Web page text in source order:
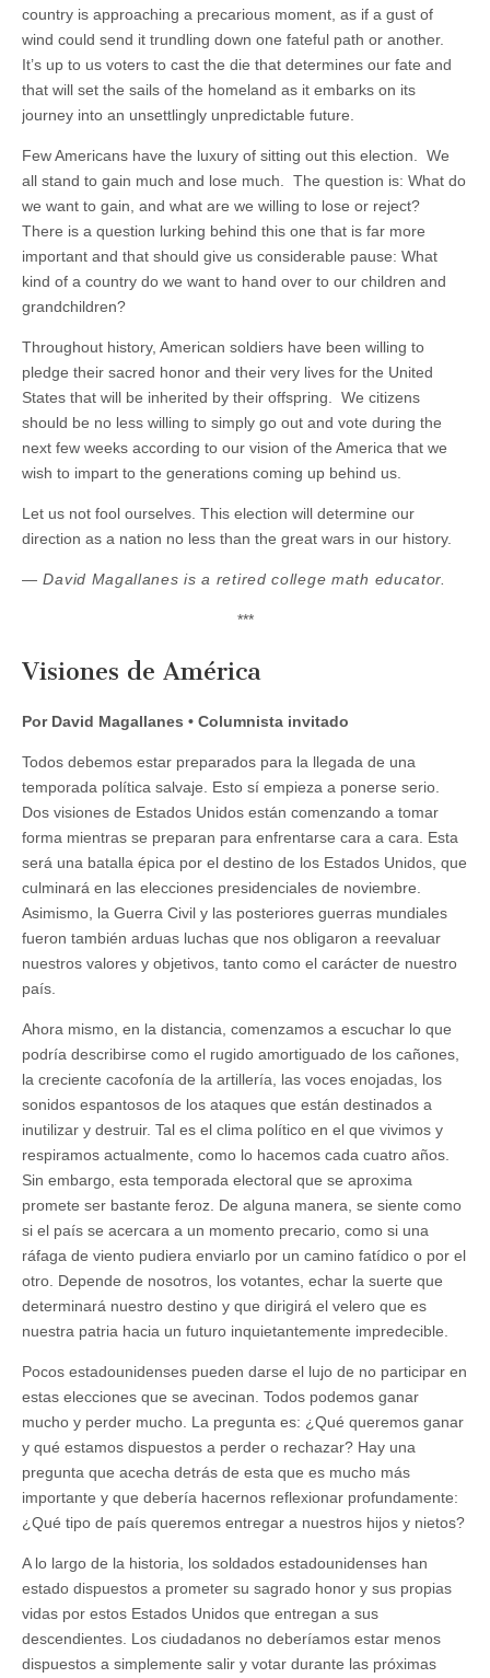
country is approaching a precarious moment, as if a gust of
wind could send it trundling down one fateful path or another.
It’s up to us voters to cast the die that determines our fate and
that will set the sails of the homeland as it embarks on its
journey into an unsettlingly unpredictable future.
Few Americans have the luxury of sitting out this election. We
all stand to gain much and lose much. The question is: What do
we want to gain, and what are we willing to lose or reject?
There is a question lurking behind this one that is far more
important and that should give us considerable pause: What
kind of a country do we want to hand over to our children and
grandchildren?
Throughout history, American soldiers have been willing to
pledge their sacred honor and their very lives for the United
States that will be inherited by their offspring. We citizens
should be no less willing to simply go out and vote during the
next few weeks according to our vision of the America that we
wish to impart to the generations coming up behind us.
Let us not fool ourselves. This election will determine our
direction as a nation no less than the great wars in our history.
— David Magallanes is a retired college math educator.
***
Visiones de América
Por David Magallanes • Columnista invitado
Todos debemos estar preparados para la llegada de una
temporada política salvaje. Esto sí empieza a ponerse serio.
Dos visiones de Estados Unidos están comenzando a tomar
forma mientras se preparan para enfrentarse cara a cara. Esta
será una batalla épica por el destino de los Estados Unidos, que
culminará en las elecciones presidenciales de noviembre.
Asimismo, la Guerra Civil y las posteriores guerras mundiales
fueron también arduas luchas que nos obligaron a reevaluar
nuestros valores y objetivos, tanto como el carácter de nuestro
país.
Ahora mismo, en la distancia, comenzamos a escuchar lo que
podría describirse como el rugido amortiguado de los cañones,
la creciente cacofonía de la artillería, las voces enojadas, los
sonidos espantosos de los ataques que están destinados a
inutilizar y destruir. Tal es el clima político en el que vivimos y
respiramos actualmente, como lo hacemos cada cuatro años.
Sin embargo, esta temporada electoral que se aproxima
promete ser bastante feroz. De alguna manera, se siente como
si el país se acercara a un momento precario, como si una
ráfaga de viento pudiera enviarlo por un camino fatídico o por el
otro. Depende de nosotros, los votantes, echar la suerte que
determinará nuestro destino y que dirigirá el velero que es
nuestra patria hacia un futuro inquietantemente impredecible.
Pocos estadounidenses pueden darse el lujo de no participar en
estas elecciones que se avecinan. Todos podemos ganar
mucho y perder mucho. La pregunta es: ¿Qué queremos ganar
y qué estamos dispuestos a perder o rechazar? Hay una
pregunta que acecha detrás de esta que es mucho más
importante y que debería hacernos reflexionar profundamente:
¿Qué tipo de país queremos entregar a nuestros hijos y nietos?
A lo largo de la historia, los soldados estadounidenses han
estado dispuestos a prometer su sagrado honor y sus propias
vidas por estos Estados Unidos que entregan a sus
descendientes. Los ciudadanos no deberíamos estar menos
dispuestos a simplemente salir y votar durante las próximas